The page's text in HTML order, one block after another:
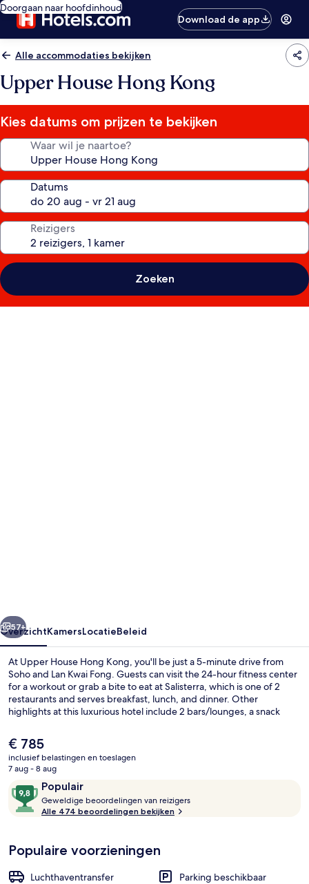
Doorgaan naar hoofdinhoud
Download de app
Alle accommodaties bekijken
Upper House Hong Kong
Kies datums om prijzen te bekijken
Waar wil je naartoe?
Datums
Reizigers
Zoeken
Volgende
57+
OverzichtKamersLocatieBeleid
At Upper House Hong Kong, you'll be just a 5-minute drive from
Soho and Lan Kwai Fong. Guests can visit the 24-hour fitness center
for a workout or grab a bite to eat at Salisterra, which is one of 2
restaurants and serves breakfast, lunch, and dinner. Other
highlights at this luxurious hotel include 2 bars/lounges, a snack
about the room service. Public transportation is just a short walk:
Arsenal Street Tram Stop is 5 minutes and Cotton Tree Drive Tram
Stop is 6 minutes.
De
huidige
prijs
€ 785
€ 785
inclusief belastingen en toeslagen
7 aug - 8 aug
Beoordelingen
Populair
9,8
van
10,
Geweldige beoordelingen van reizigers
i
Alle 474 beoordelingen bekijken
Populaire voorzieningen
Luchthaventransfer
Parking beschikbaar